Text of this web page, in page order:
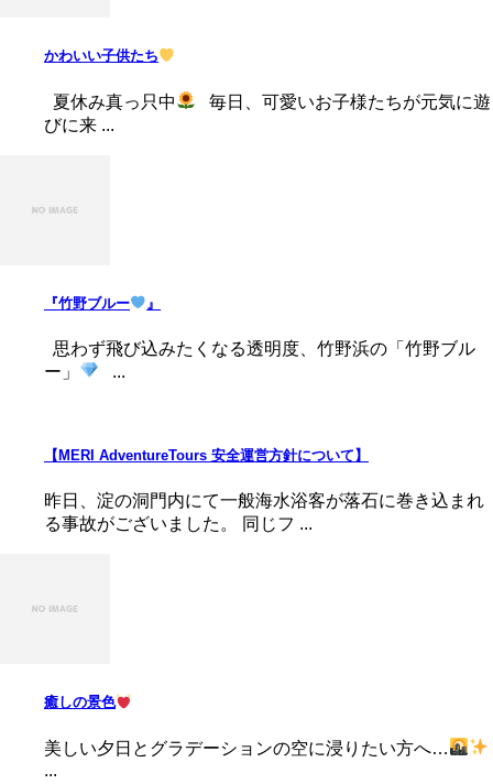
かわいい子供たち
夏休み真っ只中
毎日、可愛いお子様たちが元気に遊
びに来 ...
『竹野ブルー 』
思わず飛び込みたくなる透明度、竹野浜の「竹野ブル
ー」
...
【MERI AdventureTours 安全運営方針について】
昨日、淀の洞門内にて一般海水浴客が落石に巻き込まれ
る事故がございました。 同じフ ...
癒しの景色
美しい夕日とグラデーションの空に浸りたい方へ…
...